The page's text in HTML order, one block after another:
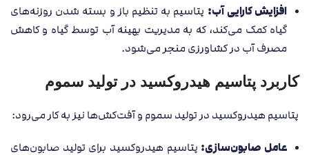
افزایش کارایی آب: پتاسیم به تنظیم باز و بسته شدن روزنه‌های
گیاه کمک می‌کند، که به مدیریت بهینه آب توسط گیاه و کاهش
مصرف آب در کشاورزی منجر می‌شود.
کاربرد پتاسیم هیدروکسید در تولید سموم
پتاسیم هیدروکسید در تولید سموم و آفت‌کش‌ها نیز به کار می‌رود:
عامل صابون‌سازی: پتاسیم هیدروکسید برای تولید صابون‌های